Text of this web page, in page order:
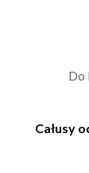
Do
Całusy